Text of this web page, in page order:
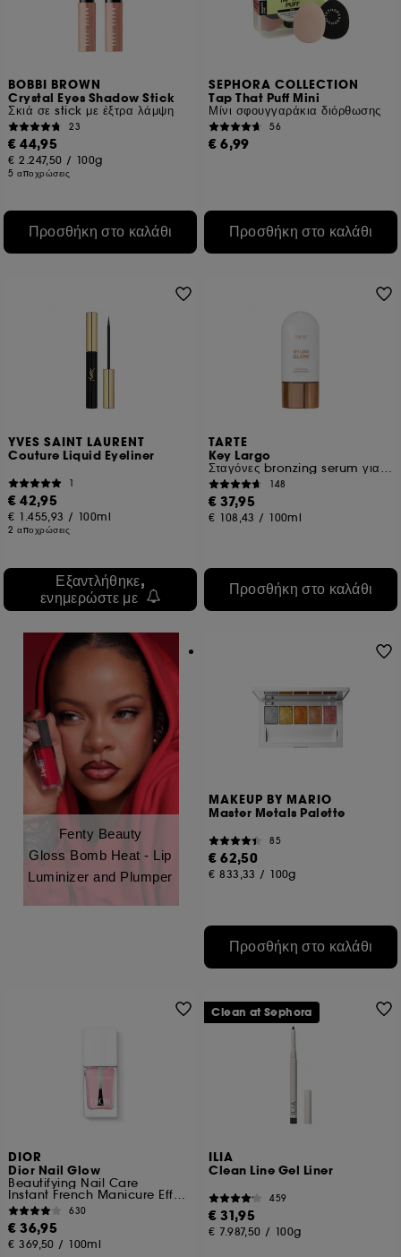
BOBBI BROWN
Crystal Eyes Shadow Stick
Σκιά σε stick με έξτρα λάμψη
23
€ 44,95
€ 2.247,50 / 100g
5 αποχρώσεις
Προσθήκη στο καλάθι
SEPHORA COLLECTION
Tap That Puff Mini
Μίνι σφουγγαράκια διόρθωσης
56
€ 6,99
Προσθήκη στο καλάθι
YVES SAINT LAURENT
Couture Liquid Eyeliner
1
€ 42,95
€ 1.455,93 / 100ml
2 αποχρώσεις
Εξαντλήθηκε,
ενημερώστε με
TARTE
Key Largo
Σταγόνες bronzing serum για πρόσωπο και σώμα
148
€ 37,95
€ 108,43 / 100ml
Προσθήκη στο καλάθι
Fenty Beauty
Gloss Bomb Heat - Lip
Luminizer and Plumper
MAKEUP BY MARIO
Master Metals Palette
85
€ 62,50
€ 833,33 / 100g
Προσθήκη στο καλάθι
DIOR
Dior Nail Glow
Beautifying Nail Care
Instant French Manicure Effect
630
€ 36,95
€ 369,50 / 100ml
ILIA
Clean Line Gel Liner
459
€ 31,95
€ 7.987,50 / 100g
Clean at Sephora